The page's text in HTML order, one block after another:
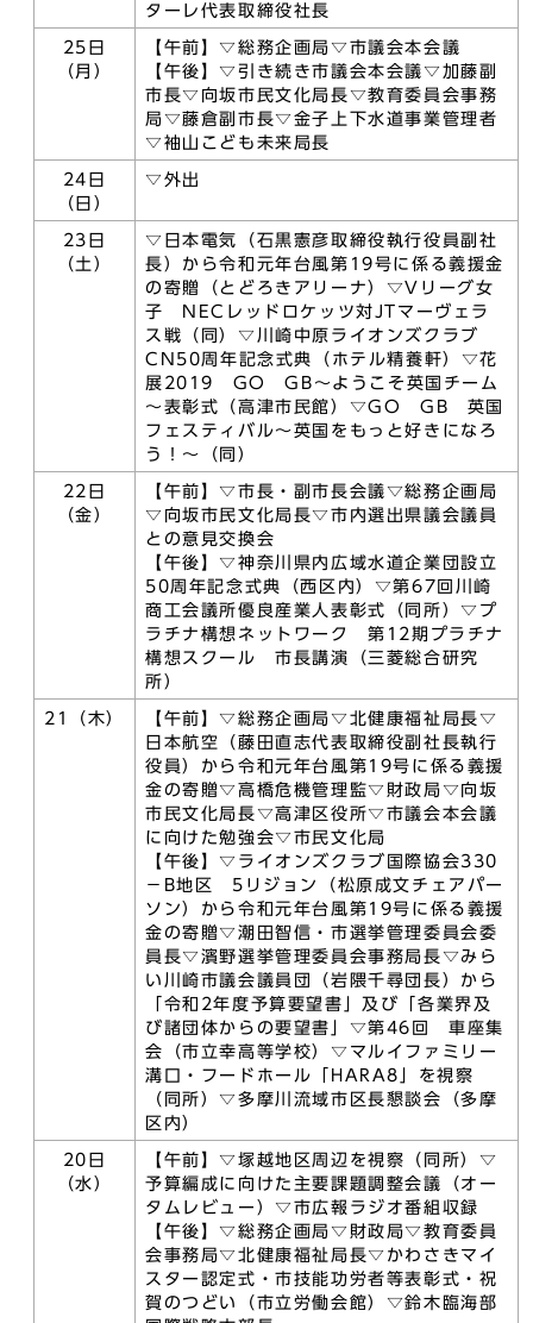
ターレ代表取締役社長
25日
（月）
【午前】▽総務企画局▽市議会本会議
【午後】▽引き続き市議会本会議▽加藤副
市長▽向坂市民文化局長▽教育委員会事務
局▽藤倉副市長▽金子上下水道事業管理者
▽袖山こども未来局長
24日
（日）
▽外出
23日
（土）
▽日本電気（石黒憲彦取締役執行役員副社
長）から令和元年台風第19号に係る義援金
の寄贈（とどろきアリーナ）▽Vリーグ女
子 NECレッドロケッツ対JTマーヴェラ
ス戦（同）▽川崎中原ライオンズクラブ
CN50周年記念式典（ホテル精養軒）▽花
展2019 GO GB～ようこそ英国チーム
～表彰式（高津市民館）▽GO GB 英国
フェスティバル～英国をもっと好きになろ
う！～（同）
22日
（金）
【午前】▽市長・副市長会議▽総務企画局
▽向坂市民文化局長▽市内選出県議会議員
との意見交換会
【午後】▽神奈川県内広域水道企業団設立
50周年記念式典（西区内）▽第67回川崎
商工会議所優良産業人表彰式（同所）▽プ
ラチナ構想ネットワーク 第12期プラチナ
構想スクール 市長講演（三菱総合研究
所）
21（木）
【午前】▽総務企画局▽北健康福祉局長▽
日本航空（藤田直志代表取締役副社長執行
役員）から令和元年台風第19号に係る義援
金の寄贈▽高橋危機管理監▽財政局▽向坂
市民文化局長▽高津区役所▽市議会本会議
に向けた勉強会▽市民文化局
【午後】▽ライオンズクラブ国際協会330
－B地区 5リジョン（松原成文チェアパー
ソン）から令和元年台風第19号に係る義援
金の寄贈▽潮田智信・市選挙管理委員会委
員長▽濱野選挙管理委員会事務局長▽みら
い川崎市議会議員団（岩隈千尋団長）から
「令和2年度予算要望書」及び「各業界及
び諸団体からの要望書」▽第46回 車座集
会（市立幸高等学校）▽マルイファミリー
溝口・フードホール「HARA8」を視察
（同所）▽多摩川流域市区長懇談会（多摩
区内）
20日
（水）
【午前】▽塚越地区周辺を視察（同所）▽
予算編成に向けた主要課題調整会議（オー
タムレビュー）▽市広報ラジオ番組収録
【午後】▽総務企画局▽財政局▽教育委員
会事務局▽北健康福祉局長▽かわさきマイ
スター認定式・市技能功労者等表彰式・祝
賀のつどい（市立労働会館）▽鈴木臨海部